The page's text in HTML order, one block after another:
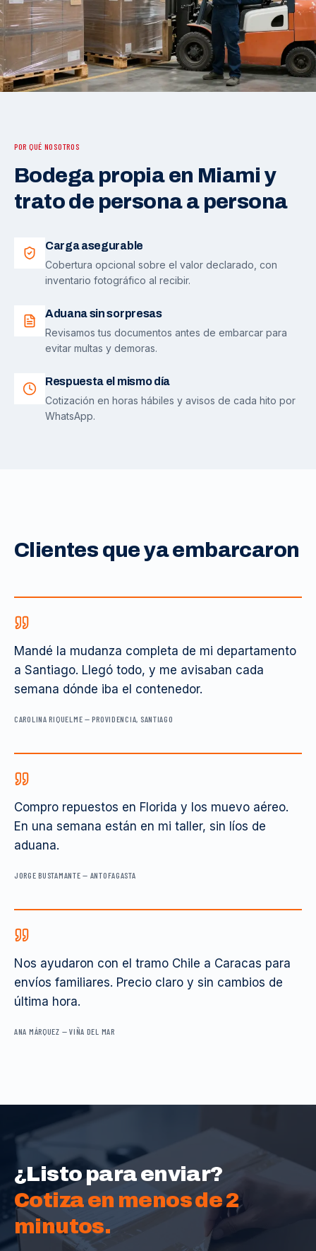
POR QUÉ NOSOTROS
Bodega propia en Miami y
trato de persona a persona
Carga asegurable
Cobertura opcional sobre el valor declarado, con
inventario fotográfico al recibir.
Aduana sin sorpresas
Revisamos tus documentos antes de embarcar para
evitar multas y demoras.
Respuesta el mismo día
Cotización en horas hábiles y avisos de cada hito por
WhatsApp.
Clientes que ya embarcaron
Mandé la mudanza completa de mi departamento
a Santiago. Llegó todo, y me avisaban cada
semana dónde iba el contenedor.
CAROLINA RIQUELME —PROVIDENCIA, SANTIAGO
Compro repuestos en Florida y los muevo aéreo.
En una semana están en mi taller, sin líos de
aduana.
JORGE BUSTAMANTE — ANTOFAGASTA
Nos ayudaron con el tramo Chile a Caracas para
envíos familiares. Precio claro y sin cambios de
última hora.
ANA MÁRQUEZ —VIÑA DEL MAR
¿Listo para enviar?
Cotiza en menos de 2
minutos.